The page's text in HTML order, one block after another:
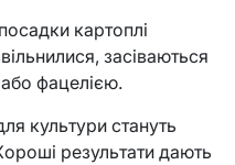
картоплі
засіваються
фацелією.
культури стануть
результати дають